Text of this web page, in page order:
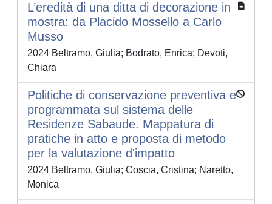
L’eredità di una ditta di decorazione in
mostra: da Placido Mossello a Carlo
Musso
2024 Beltramo, Giulia; Bodrato, Enrica; Devoti,
Chiara
Politiche di conservazione preventiva e
programmata sul sistema delle
Residenze Sabaude. Mappatura di
pratiche in atto e proposta di metodo
per la valutazione d'impatto
2024 Beltramo, Giulia; Coscia, Cristina; Naretto,
Monica